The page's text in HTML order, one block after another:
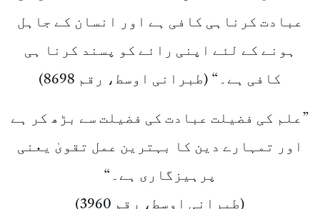
عبادت کرناہی کافی ہے اور انسان کے جاہل
ہونے کے لئے اپنی رائے کو پسند کرنا ہی
کافی ہے۔“ (طبرانی اوسط، رقم 8698)
”علم کی فضیلت عبادت کی فضیلت سے بڑھ کر ہے
اور تمہارے دین کا بہترین عمل تقویٰ یعنی
پرہیزگاری ہے۔“